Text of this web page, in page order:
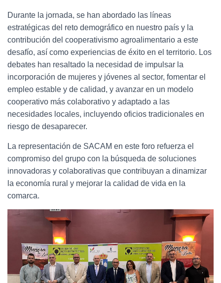
Durante la jornada, se han abordado las líneas
estratégicas del reto demográfico en nuestro país y la
contribución del cooperativismo agroalimentario a este
desafío, así como experiencias de éxito en el territorio. Los
debates han resaltado la necesidad de impulsar la
incorporación de mujeres y jóvenes al sector, fomentar el
empleo estable y de calidad, y avanzar en un modelo
cooperativo más colaborativo y adaptado a las
necesidades locales, incluyendo oficios tradicionales en
riesgo de desaparecer.
La representación de SACAM en este foro refuerza el
compromiso del grupo con la búsqueda de soluciones
innovadoras y colaborativas que contribuyan a dinamizar
la economía rural y mejorar la calidad de vida en la
comarca.